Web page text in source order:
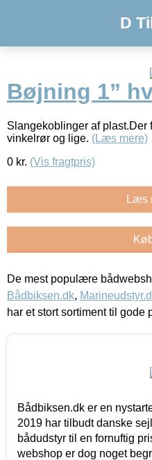
D
Bøjning 1”
Slangekoblinger af plast.Der
vinkelrør og lige. (Læs mere)
0 kr. (Vis fragtpris)
Læs
De mest populære
Bådbiksen.dk,
har et stort sortiment til gode
Bådbiksen.dk er en
2019 har tilbudt danske
bådudstyr til en fornuftig
webshop er dog noget